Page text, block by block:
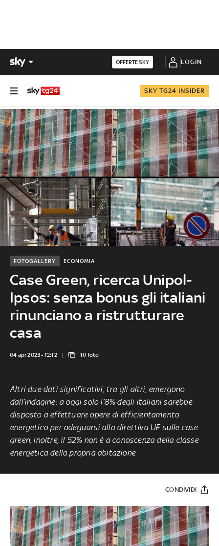
OFFERTE SKY LOGIN
SKY TG24 INSIDER
Case Green, ricerca Unipol-
Ipsos: senza bonus gli italiani
rinunciano a ristrutturare
casa
ECONOMIA
FOTOGALLERY
04 apr 2023 - 12:12 10 foto
Altri due dati significativi, tra gli altri, emergono
dall’indagine: a oggi solo l’8% degli italiani sarebbe
disposto a effettuare opere di efficientamento
energetico per adeguarsi alla direttiva UE sulle case
green, inoltre, il 52% non è a conoscenza della classe
energetica della propria abitazione
CONDIVIDI